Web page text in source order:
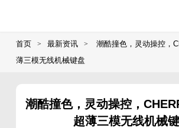
首页 > 最新资讯 >
潮酷撞色，灵动操控，
薄三模无线机械键盘
潮酷撞色，灵动操控，
超薄三模无线机械